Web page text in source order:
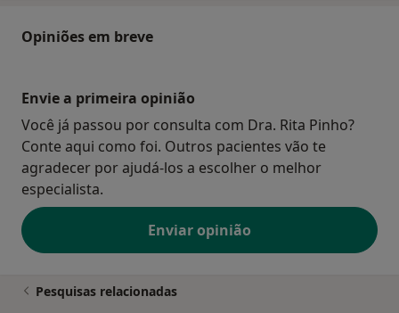
Opiniões em breve
Envie a primeira opinião
Você já passou por consulta com Dra. Rita Pinho?
Conte aqui como foi. Outros pacientes vão te
agradecer por ajudá-los a escolher o melhor
especialista.
Enviar opinião
Pesquisas relacionadas